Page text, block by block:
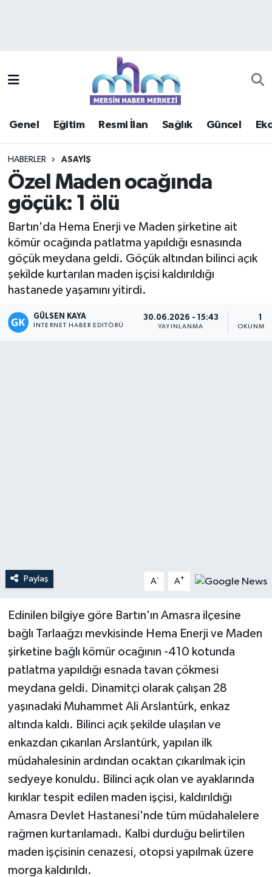
Genel Eğitim Resmi İlan Sağlık Güncel
HABERLER ASAYIŞ
Özel Maden ocağında
göçük: 1 ölü
Bartın'da Hema Enerji ve Maden şirketine ait
kömür ocağında patlatma yapıldığı esnasında
göçük meydana geldi. Göçük altından bilinci açık
şekilde kurtarılan maden işçisi kaldırıldığı
hastanede yaşamını yitirdi.
GÜLSEN KAYA
İNTERNET HABER EDITÖRÜ
30.06.2026 - 15:43
YAYINLANMA OKUNMA
Paylaş A- A+
Edinilen bilgiye göre Bartın'ın Amasra ilçesine
bağlı Tarlaağzı mevkisinde Hema Enerji ve Maden
şirketine bağlı kömür ocağının -410 kotunda
patlatma yapıldığı esnada tavan çökmesi
meydana geldi. Dinamitçi olarak çalışan 28
yaşınadaki Muhammet Ali Arslantürk, enkaz
altında kaldı. Bilinci açık şekilde ulaşılan ve
enkazdan çıkarılan Arslantürk, yapılan ilk
müdahalesinin ardından ocaktan çıkarılmak için
sedyeye konuldu. Bilinci açık olan ve ayaklarında
kırıklar tespit edilen maden işçisi, kaldırıldığı
Amasra Devlet Hastanesi'nde tüm müdahalelere
rağmen kurtarılamadı. Kalbi durduğu belirtilen
maden işçisinin cenazesi, otopsi yapılmak üzere
morga kaldırıldı.
Güncel
Haberde insan
Kültür - Sanat
Magazin
Mersin
Teknoloji
Mersin Trafik Yoğunluk Haritası
Süper Lig Puan Durumu ve Fikstür
Haber Arşivi